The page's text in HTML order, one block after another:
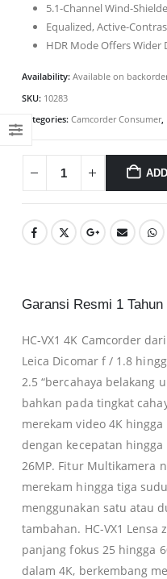
5.1-Channel Wind-
Equalized, Active-
HDR Mode Offers Wider
Availability: Available on
SKU: 10283
Categories: Camcorder Consumer,
Garansi Resmi 1
HC-VX1 4K Camcorder
Leica Dicomar f / 1.8
2.5 “bercahaya belakang
bahkan pada tingkat
merekam video 4K
dengan kecepatan
26MP. Fitur Multikamera
merekam hingga tiga
menggunakan satu atau
tambahan. HC-VX1
panjang fokus 25 hingga
dalam 4K, berkembang